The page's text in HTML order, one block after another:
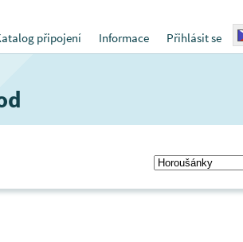
připojení Informace Přihlásit se